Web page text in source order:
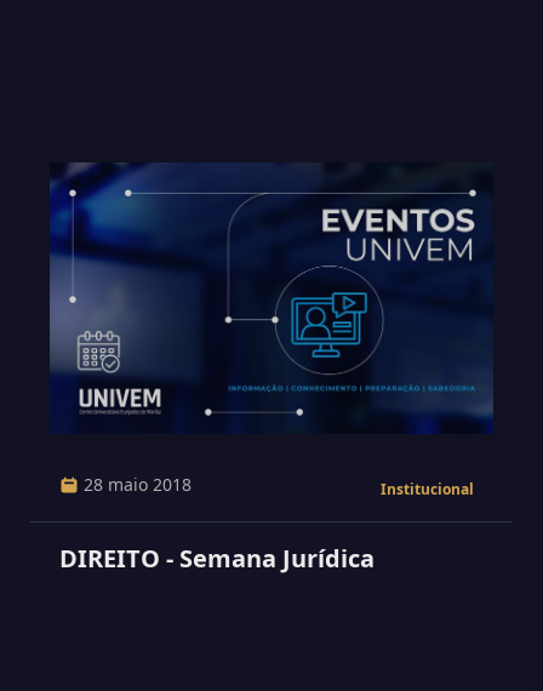
28 maio 2018 Institucional
DIREITO - Semana Jurídica